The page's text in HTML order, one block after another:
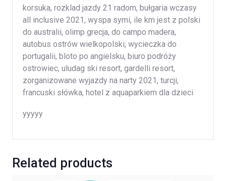
korsuka, rozklad jazdy 21 radom, bułgaria wczasy
all inclusive 2021, wyspa symi, ile km jest z polski
do australii, olimp grecja, do campo madera,
autobus ostrów wielkopolski, wycieczka do
portugalii, bloto po angielsku, biuro podróży
ostrowiec, uludag ski resort, gardelli resort,
zorganizowane wyjazdy na narty 2021, turcji,
francuski słówka, hotel z aquaparkiem dla dzieci
yyyyy
Related products